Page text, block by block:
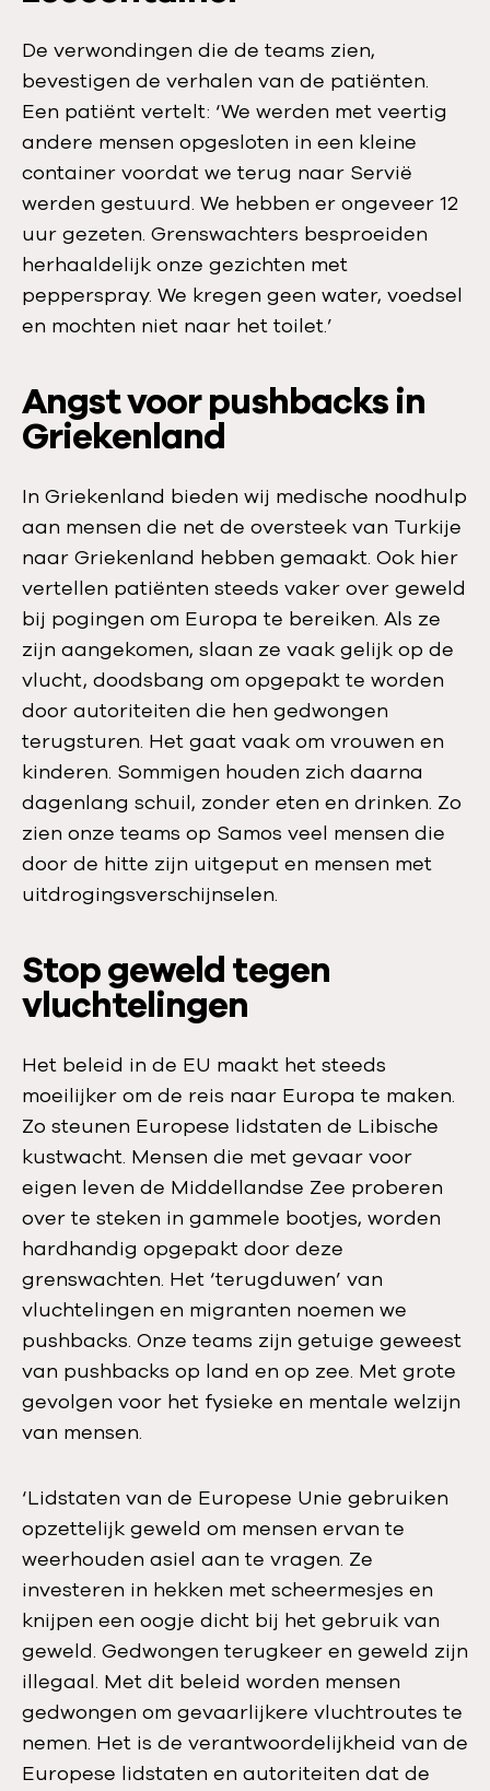
De verwondingen die de teams zien,
bevestigen de verhalen van de patiënten.
Een patiënt vertelt: ‘We werden met veertig
andere mensen opgesloten in een kleine
container voordat we terug naar Servië
werden gestuurd. We hebben er ongeveer 12
uur gezeten. Grenswachters besproeiden
herhaaldelijk onze gezichten met
pepperspray. We kregen geen water, voedsel
en mochten niet naar het toilet.’
Angst voor pushbacks in
Griekenland
In Griekenland bieden wij medische noodhulp
aan mensen die net de oversteek van Turkije
naar Griekenland hebben gemaakt. Ook hier
vertellen patiënten steeds vaker over geweld
bij pogingen om Europa te bereiken. Als ze
zijn aangekomen, slaan ze vaak gelijk op de
vlucht, doodsbang om opgepakt te worden
door autoriteiten die hen gedwongen
terugsturen. Het gaat vaak om vrouwen en
kinderen. Sommigen houden zich daarna
dagenlang schuil, zonder eten en drinken. Zo
zien onze teams op Samos veel mensen die
door de hitte zijn uitgeput en mensen met
uitdrogingsverschijnselen.
Stop geweld tegen
vluchtelingen
Het beleid in de EU maakt het steeds
moeilijker om de reis naar Europa te maken.
Zo steunen Europese lidstaten de Libische
kustwacht. Mensen die met gevaar voor
eigen leven de Middellandse Zee proberen
over te steken in gammele bootjes, worden
hardhandig opgepakt door deze
grenswachten. Het ‘terugduwen’ van
vluchtelingen en migranten noemen we
pushbacks. Onze teams zijn getuige geweest
van pushbacks op land en op zee. Met grote
gevolgen voor het fysieke en mentale welzijn
van mensen.
‘Lidstaten van de Europese Unie gebruiken
opzettelijk geweld om mensen ervan te
weerhouden asiel aan te vragen. Ze
investeren in hekken met scheermesjes en
knijpen een oogje dicht bij het gebruik van
geweld. Gedwongen terugkeer en geweld zijn
illegaal. Met dit beleid worden mensen
gedwongen om gevaarlijkere vluchtroutes te
nemen. Het is de verantwoordelijkheid van de
Europese lidstaten en autoriteiten dat de